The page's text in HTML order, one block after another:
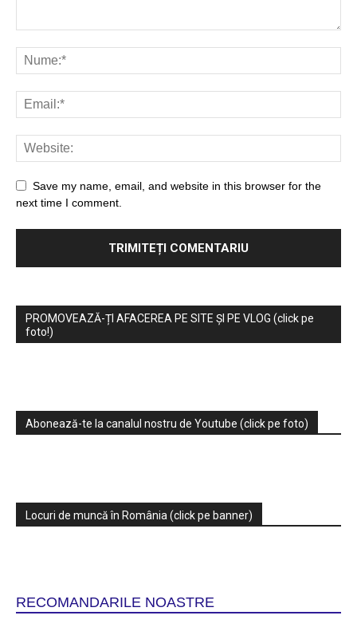
Save my name, email, and website in this browser for the
next time I comment.
PROMOVEAZĂ-ȚI AFACEREA PE SITE ȘI PE VLOG (click pe
foto!)
Abonează-te la canalul nostru de Youtube (click pe foto)
Locuri de muncă în România (click pe banner)
RECOMANDARILE NOASTRE